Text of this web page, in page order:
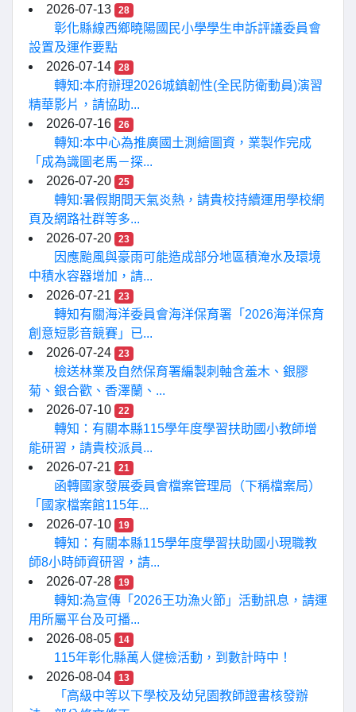
2026-07-13 28
彰化縣線西鄉曉陽國民小學學生申訴評議委員會
設置及運作要點
2026-07-14
28
轉知:本府辦理2026城鎮韌性(全民防衛動員)演習
精華影片，請協助...
2026-07-16
26
轉知:本中心為推廣國土測繪圖資，業製作完成
「成為識圖老馬－探...
2026-07-20
25
轉知:暑假期間天氣炎熱，請貴校持續運用學校網
頁及網路社群等多...
2026-07-20
23
因應颱風與豪雨可能造成部分地區積淹水及環境
中積水容器增加，請...
2026-07-21
23
轉知有關海洋委員會海洋保育署「2026海洋保育
創意短影音競賽」已...
2026-07-24
23
檢送林業及自然保育署編製刺軸含羞木、銀膠
菊、銀合歡、香澤蘭、...
2026-07-10
22
轉知：有關本縣115學年度學習扶助國小教師增
能研習，請貴校派員...
2026-07-21
21
函轉國家發展委員會檔案管理局（下稱檔案局）
「國家檔案館115年...
2026-07-10
19
轉知：有關本縣115學年度學習扶助國小現職教
師8小時師資研習，請...
2026-07-28
19
轉知:為宣傳「2026王功漁火節」活動訊息，請運
用所屬平台及可播...
2026-08-05
14
115年彰化縣萬人健檢活動，到數計時中！
2026-08-04
13
「高級中等以下學校及幼兒園教師證書核發辦